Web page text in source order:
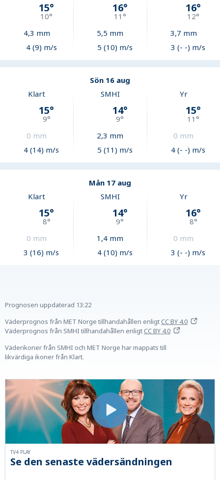
15°
10°
4,3 mm
4 (9) m/s
16°
11 °
5,5 mm
5 (10) m/s
16°
12°
3,7 mm
3 (- -) m/s
Sön 16 aug
Klart
15°
9°
0 mm
4 (14) m/s
SMHI
14°
9°
2,3 mm
5 (11) m/s
Yr
15°
11°
0 mm
4 (- -) m/s
Mån 17 aug
Klart
15°
8°
0 mm
3 (16) m/s
SMHI
14°
9°
1,4 mm
4 (10) m/s
Yr
16°
8°
0 mm
3 (- -) m/s
Prognosen uppdaterad 13:22
Väderprognos från MET Norge tillhandahållen enligtCC BY 4.0
Väderprognos från SMHI tillhandahållen enligtCC BY 4.0
Väderikoner från SMHI och MET Norge har mappats till
likvärdiga ikoner från Klart.
Se den senaste vädersändningen
TV4 PLAY